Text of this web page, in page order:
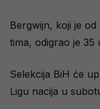
Bergwijn, koji je
tima, odigrao je 35
Selekcija BiH će
Ligu nacija u